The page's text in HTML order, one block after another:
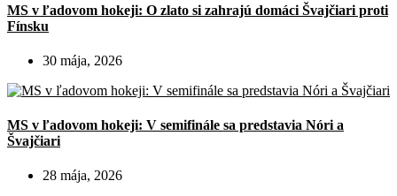
MS v ľadovom hokeji: O zlato si zahrajú domáci Švajčiari proti
Fínsku
30 mája, 2026
MS v ľadovom hokeji: V semifinále sa predstavia Nóri a
Švajčiari
28 mája, 2026